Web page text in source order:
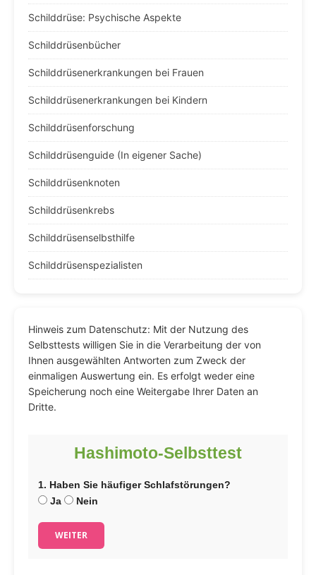
Schilddrüse: Psychische Aspekte
Schilddrüsenbücher
Schilddrüsenerkrankungen bei Frauen
Schilddrüsenerkrankungen bei Kindern
Schilddrüsenforschung
Schilddrüsenguide (In eigener Sache)
Schilddrüsenknoten
Schilddrüsenkrebs
Schilddrüsenselbsthilfe
Schilddrüsenspezialisten
Hinweis zum Datenschutz: Mit der Nutzung des
Selbsttests willigen Sie in die Verarbeitung der von
Ihnen ausgewählten Antworten zum Zweck der
einmaligen Auswertung ein. Es erfolgt weder eine
Speicherung noch eine Weitergabe Ihrer Daten an
Dritte.
Hashimoto-Selbsttest
1. Haben Sie häufiger Schlafstörungen?
Ja
Nein
WEITER